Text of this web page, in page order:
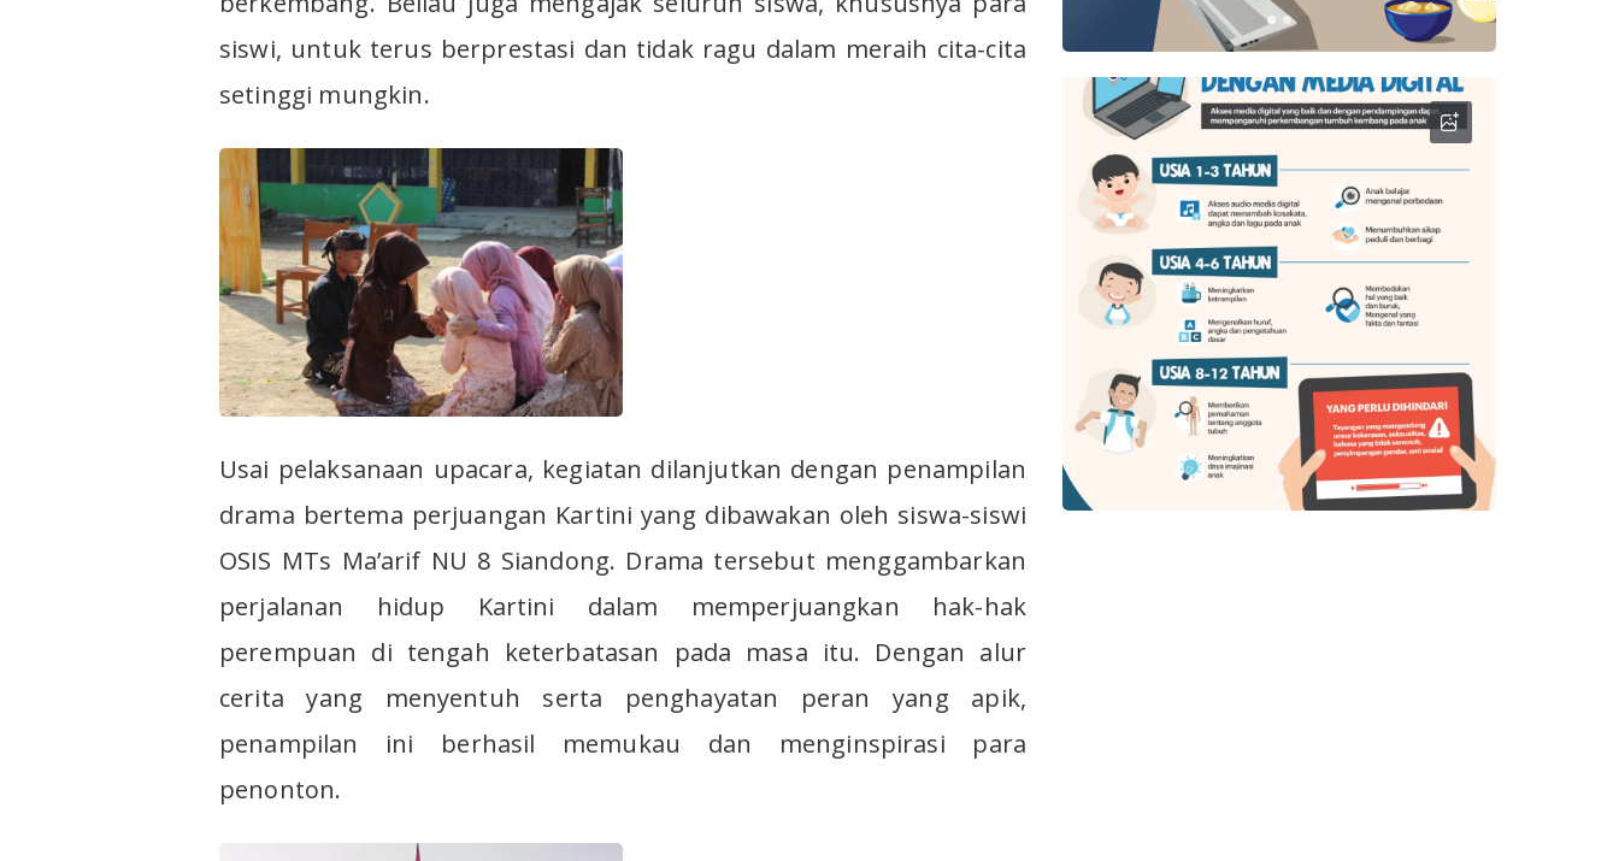
siswi, untuk terus berprestasi dan tidak ragu dalam meraih cita-cita
setinggi mungkin.
Usai pelaksanaan upacara, kegiatan dilanjutkan dengan penampilan
drama bertema perjuangan Kartini yang dibawakan oleh siswa-siswi
OSIS MTs Ma’arif NU 8 Siandong. Drama tersebut menggambarkan
perjalanan hidup Kartini dalam memperjuangkan hak-hak
perempuan di tengah keterbatasan pada masa itu. Dengan alur
cerita yang menyentuh serta penghayatan peran yang apik,
penampilan ini berhasil memukau dan menginspirasi para
penonton.